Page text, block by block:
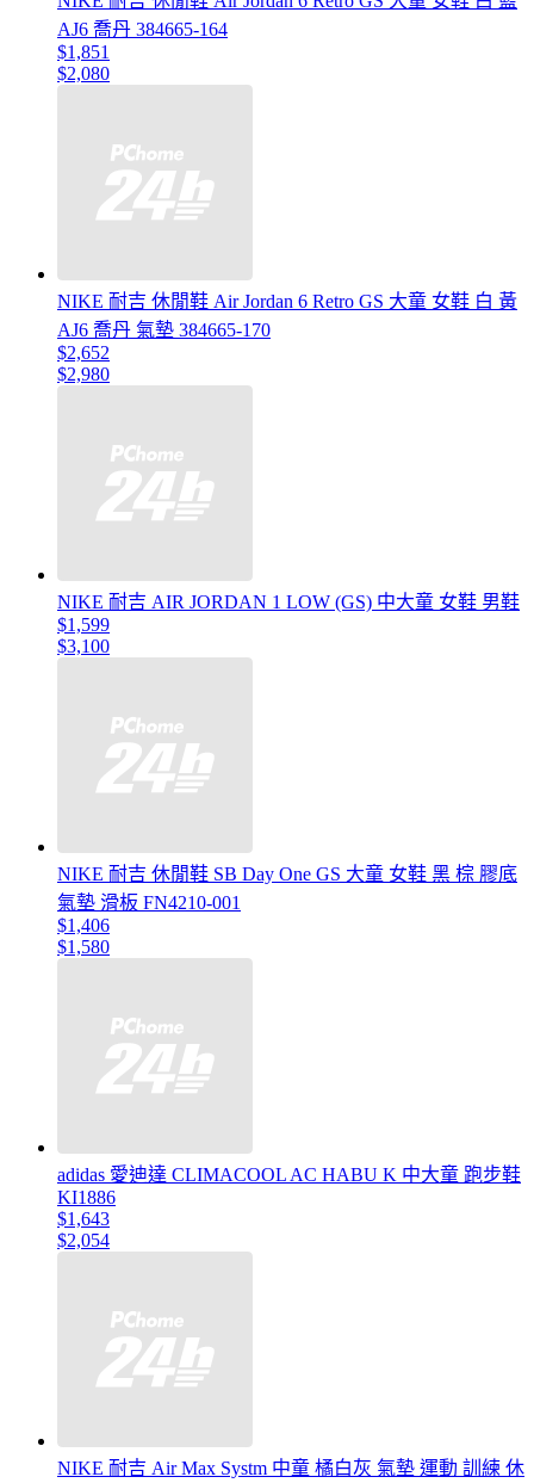
AJ6 喬丹 384665-164
$1,851
$2,080
NIKE 耐吉 休閒鞋 Air Jordan 6 Retro GS 大童 女鞋 白 黃
AJ6 喬丹 氣墊 384665-170
$2,652
$2,980
NIKE 耐吉 AIR JORDAN 1 LOW (GS) 中大童 女鞋 男鞋
$1,599
$3,100
NIKE 耐吉 休閒鞋 SB Day One GS 大童 女鞋 黑 棕 膠底
氣墊 滑板 FN4210-001
$1,406
$1,580
adidas 愛迪達 CLIMACOOL AC HABU K 中大童 跑步鞋
KI1886
$1,643
$2,054
NIKE 耐吉 Air Max Systm 中童 橘白灰 氣墊 運動 訓練 休